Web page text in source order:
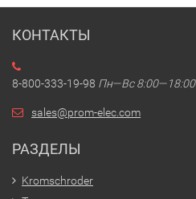
КОНТАКТЫ
8-800-333-19-98 Пн—Вс 8:00—18:00
sales@prom-elec.com
РАЗДЕЛЫ
Kromschroder